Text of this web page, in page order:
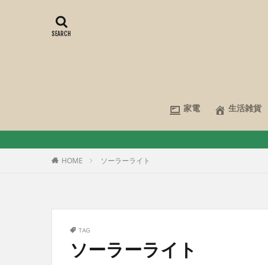
家電 生活雑貨
HOME ソーラーライト
TAG
ソーラーライト